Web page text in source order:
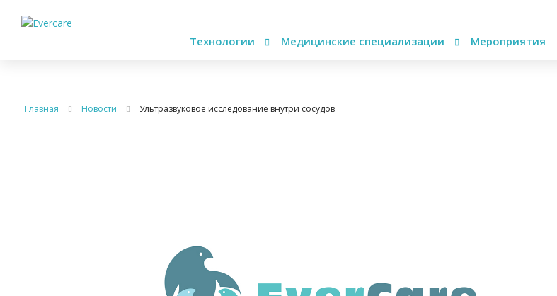
Технологии Медицинские специализации Мероприятия
Главная Новости Ультразвуковое исследование внутри сосудов